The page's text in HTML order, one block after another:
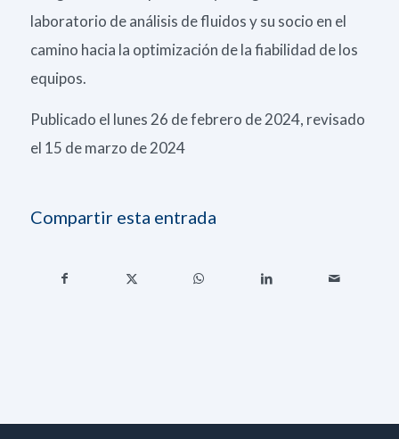
laboratorio de análisis de fluidos y su socio en el
camino hacia la optimización de la fiabilidad de los
equipos.
Publicado el lunes 26 de febrero de 2024, revisado
el 15 de marzo de 2024
Compartir esta entrada